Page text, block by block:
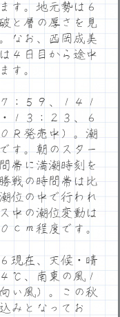
す。地元勢は６
と層の厚さを見
なお、西岡成美
４日目から途中
す。
：５９、１４１
１３：２３、６
Ｒ発売中）。潮
す。朝のスター
帯に満潮時刻を
戦の時間帯は比
位の中で行われ
中の潮位変動は
ｃｍ程度です。
現在、天候・晴
℃、南東の風１
い風）。この秋
みとなってお